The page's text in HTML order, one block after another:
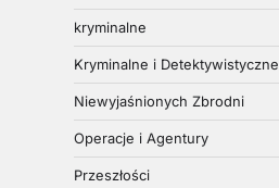
kryminalne
Kryminalne i Detektywistyczne
Niewyjaśnionych Zbrodni
Operacje i Agentury
Przeszłości